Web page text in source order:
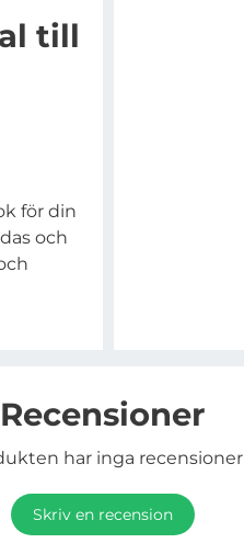
till
för din
och
Recensioner
har inga recensioner
Skriv en recension